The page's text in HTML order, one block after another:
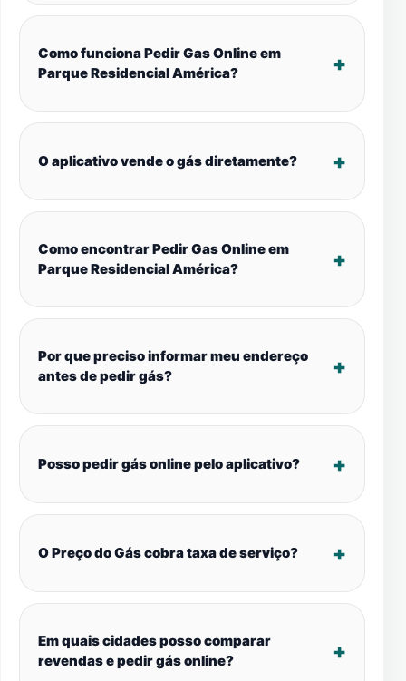
Como funciona Pedir Gas Online em
Parque Residencial América?
O aplicativo vende o gás diretamente?
Como encontrar Pedir Gas Online em
Parque Residencial América?
Por que preciso informar meu endereço
antes de pedir gás?
Posso pedir gás online pelo aplicativo?
O Preço do Gás cobra taxa de serviço?
Em quais cidades posso comparar
revendas e pedir gás online?